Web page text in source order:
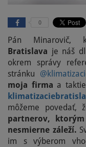
0
Pán Minarovič,
Bratislava je náš
okrem správy
stránku
moja firma a
môžeme povedať,
partnerov,
nesmierne záleží.
im s výberom